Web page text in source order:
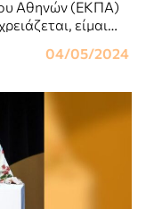
Αθηνών (ΕΚΠΑ)
είμαι
04/05/2024